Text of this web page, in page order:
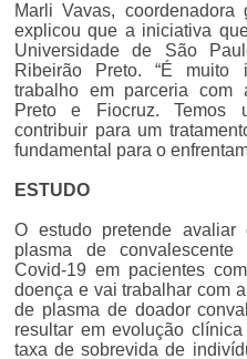
Marli Vavas,
explicou que a iniciativa
Universidade de São
Ribeirão Preto. “É muito
trabalho em parceria com
Preto e Fiocruz. Temos
contribuir para um
fundamental para o
ESTUDO
O estudo pretende
plasma de convalescente
Covid-19 em pacientes
doença e vai trabalhar com
de plasma de doador
resultar em evolução
taxa de sobrevida de